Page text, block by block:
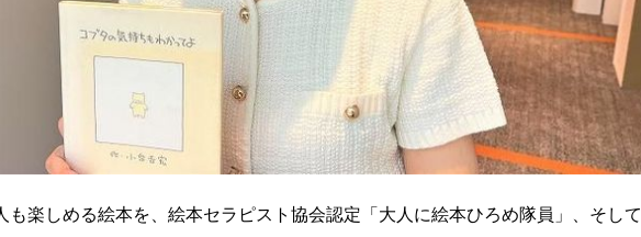
も楽しめる絵本を、絵本セラピスト協会認定「大人に絵本ひろめ隊員」、そして